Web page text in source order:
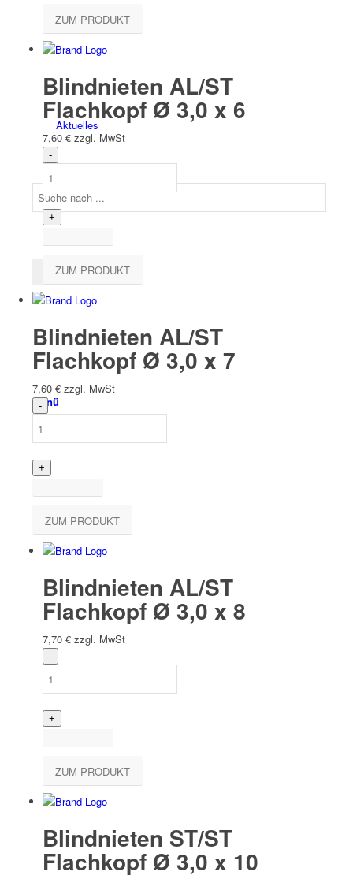
Team
Aktuelles
Menü
ZUM PRODUKT
Blindnieten AL/ST
Flachkopf Ø 3,0 x 6
7,60 € zzgl. MwSt
ZUM PRODUKT
Blindnieten AL/ST
Flachkopf Ø 3,0 x 7
7,60 € zzgl. MwSt
ZUM PRODUKT
Blindnieten AL/ST
Flachkopf Ø 3,0 x 8
7,70 € zzgl. MwSt
ZUM PRODUKT
Blindnieten ST/ST
Flachkopf Ø 3,0 x 10